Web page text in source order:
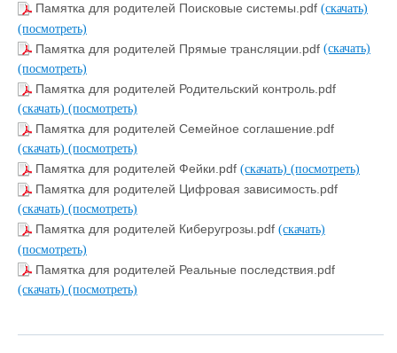
Памятка для родителей Поисковые системы.pdf (скачать)
(посмотреть)
Памятка для родителей Прямые трансляции.pdf (скачать)
(посмотреть)
Памятка для родителей Родительский контроль.pdf
(скачать) (посмотреть)
Памятка для родителей Семейное соглашение.pdf
(скачать) (посмотреть)
Памятка для родителей Фейки.pdf (скачать) (посмотреть)
Памятка для родителей Цифровая зависимость.pdf
(скачать) (посмотреть)
Памятка для родителей Киберугрозы.pdf (скачать)
(посмотреть)
Памятка для родителей Реальные последствия.pdf
(скачать) (посмотреть)